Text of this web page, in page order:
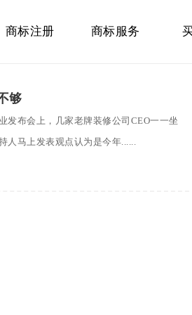
商标注册 商标服务
够
发布会上，几家老牌装修公司CEO一一坐
人马上发表观点认为是今年......